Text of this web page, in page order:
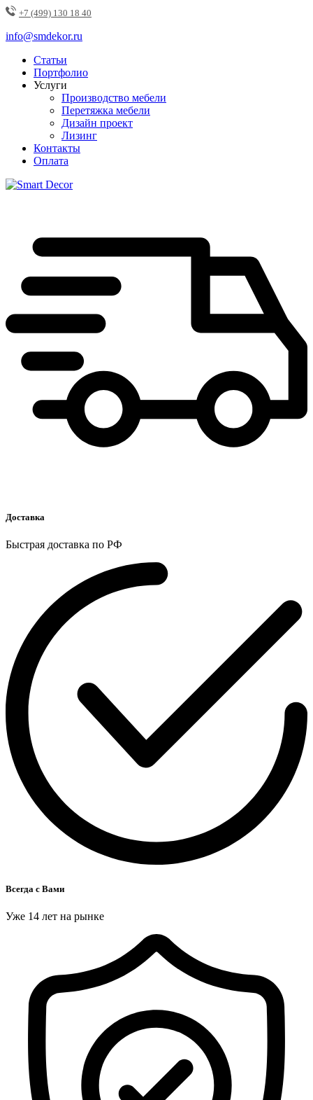
+7 (499) 130 18 40
info@smdekor.ru
Статьи
Портфолио
Услуги
Производство мебели
Перетяжка мебели
Дизайн проект
Лизинг
Контакты
Оплата
Доставка
Быстрая доставка по РФ
Всегда с Вами
Уже 14 лет на рынке